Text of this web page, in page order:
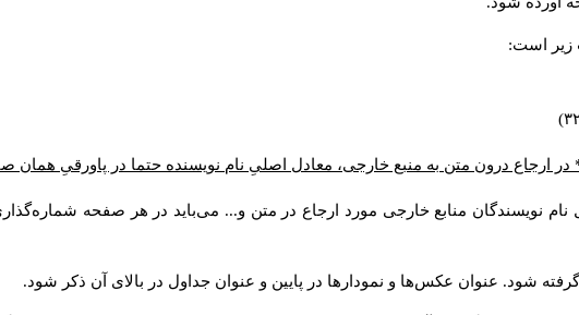
زیر است:
در ارجاع درون متن به منبع خارجی، معادل اصلیِ نام نویسنده حتما در پاورقیِ همان
نویسندگان منابع خارجی مورد ارجاع در متن و... می‌باید در هر صفحه
شود. عنوان عکس‌ها و نمودارها در پایین و عنوان جداول در بالای آن ذکر شود.